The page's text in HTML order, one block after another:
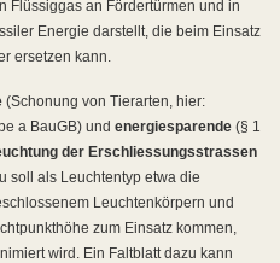
Flüssiggas an Fördertürmen und in
Energie darstellt, die beim Einsatz
ersetzen kann.
(Schonung von Tierarten, hier:
a BauGB) und energiesparende (§ 1
der Erschliessungsstrassen
soll als Leuchtentyp etwa die
Leuchtenkörpern und
zum Einsatz kommen,
wird. Ein Faltblatt dazu kann